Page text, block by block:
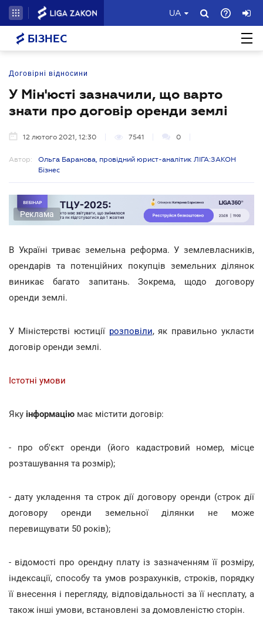
UA
БІЗНЕС
Договірні відносини
У Мін'юсті зазначили, що варто
знати про договір оренди землі
12 лютого 2021, 12:30 7541 0
Автор:
Ольга Баранова, провідний юрист-аналітик ЛІГА:ЗАКОН
Бізнес
Реклама
В Україні триває земельна реформа. У землевласників,
орендарів та потенційних покупців земельних ділянок
виникає багато запитань. Зокрема, щодо договору
оренди землі.
У Міністерстві юстиції розповіли, як правильно укласти
договір оренди землі.
Істотні умови
Яку інформацію має містити договір:
- про об'єкт оренди (його кадастровий номер, місце
розташування та розмір);
- дату укладення та строк дії договору оренди (строк дії
договору оренди земельної ділянки не може
перевищувати 50 років);
- відомості про орендну плату із зазначенням її розміру,
індексації, способу та умов розрахунків, строків, порядку
її внесення і перегляду, відповідальності за її несплату, а
також інші умови, встановлені за домовленістю сторін.